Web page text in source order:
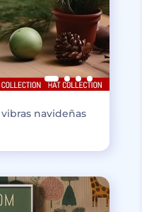
navideñas